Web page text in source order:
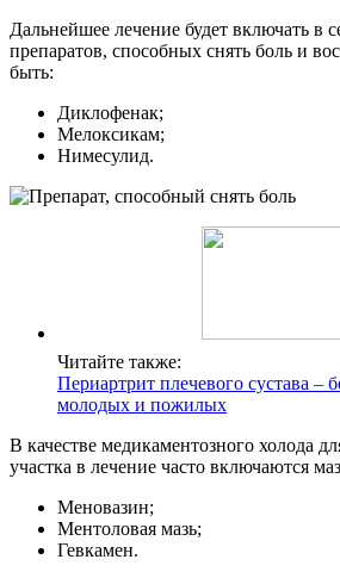
Дальнейшее лечение будет включать в
препаратов, способных снять боль и
быть:
Диклофенак;
Мелоксикам;
Нимесулид.
Читайте также:
Периартрит плечевого сустава –
молодых и пожилых
В качестве медикаментозного холода
участка в лечение часто включаются
Меновазин;
Ментоловая мазь;
Гевкамен.